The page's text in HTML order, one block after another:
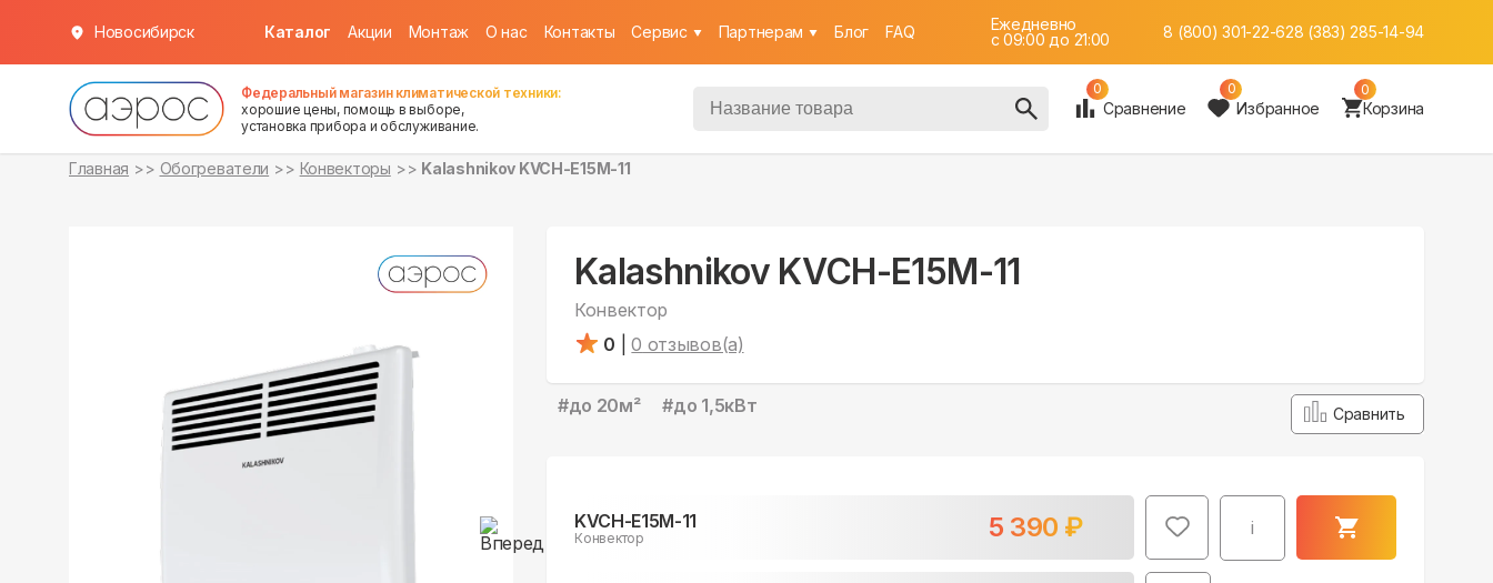
Новосибирск Каталог Акции Монтаж О нас Контакты Cервис Партнерам Блог FAQ
Ежедневно
c 09:00 до 21:00
8 (800) 301-22-628 (383) 285-14-94
Федеральный магазин климатической техники:
хорошие цены, помощь в выборе,
установка прибора и обслуживание.
0
Сравнение
0
Избранное
0
Корзина
Главная Обогреватели Конвекторы Kalashnikov KVCH-E15M-11
Kalashnikov KVCH-E15M-11
Конвектор
0
0 отзывов(а)
#до 20м² #до 1,5кВт Сравнить
KVCH-E15M-11
Конвектор 5 390 ₽ i
уточняйте
уточняйте